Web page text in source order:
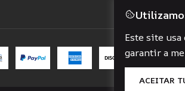
Este site
garantir a
ACEITAR